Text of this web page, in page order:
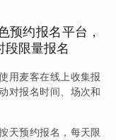
预约报名平台，
段限量报名
用麦客在线上收集报
对报名时间、场次和
天预约报名，每天限